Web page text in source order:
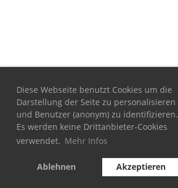
Diese Webseite benutzt Cookies um die
Darstellung der Seite zu personalisieren
und Benutzer (anonym) zu identifizieren.
Es werden keine Drittanbieter-Cookies
verwendet. Mehr Infos
Ablehnen Akzeptieren